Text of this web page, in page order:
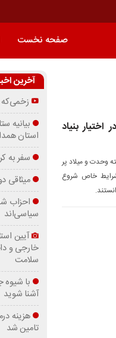
صفحه نخست
اختیار بنیاد
وحدت و میلاد پر
خاص شروع
آخرین
بیانیه
استان
سفر به
میثاقی
احزاب
سیاسی‌اند
آیین
خارجی و
سلامت
با شیوه
آشنا شوید
هزینه
تامین شد